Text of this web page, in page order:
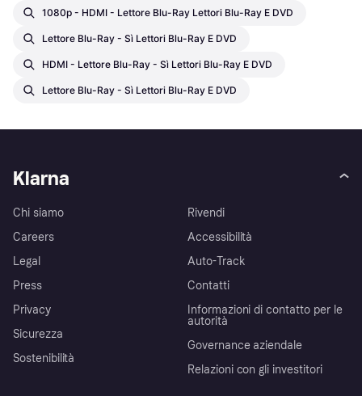
1080p - HDMI - Lettore Blu-Ray Lettori Blu-Ray E DVD
Lettore Blu-Ray - Sì Lettori Blu-Ray E DVD
HDMI - Lettore Blu-Ray - Sì Lettori Blu-Ray E DVD
Lettore Blu-Ray - Sì Lettori Blu-Ray E DVD
Klarna
Chi siamo
Careers
Legal
Press
Privacy
Sicurezza
Sostenibilità
Rivendi
Accessibilità
Auto-Track
Contatti
Informazioni di contatto per le
autorità
Governance aziendale
Relazioni con gli investitori